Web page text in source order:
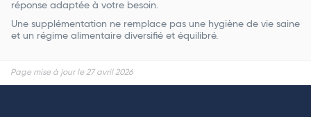
réponse adaptée à votre besoin.
Une supplémentation ne remplace pas une hygiène de vie saine
et un régime alimentaire diversifié et équilibré.
Page mise à jour le 27 avril 2026